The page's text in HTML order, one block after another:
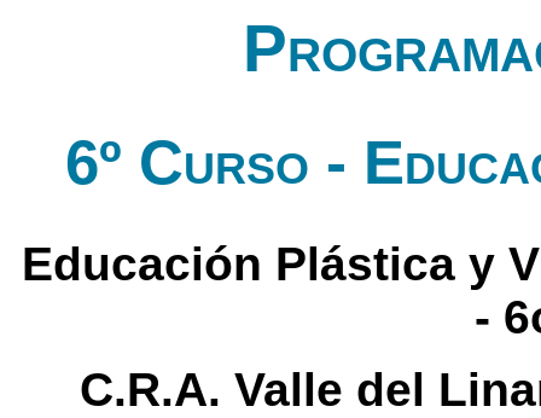
6º Curso -
Educación Plástica y
-
C.R.A. Valle del